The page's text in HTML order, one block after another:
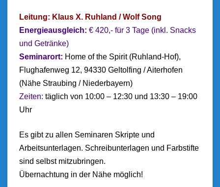
Leitung: Klaus X. Ruhland / Wolf Song
Energieausgleich: € 420,- für 3 Tage (inkl. Snacks
und Getränke)
Seminarort: Home of the Spirit (Ruhland-Hof),
Flughafenweg 12, 94330 Geltolfing / Aiterhofen
(Nähe Straubing / Niederbayern)
Zeiten: täglich von 10:00 – 12:30 und 13:30 – 19:00
Uhr
Es gibt zu allen Seminaren Skripte und
Arbeitsunterlagen. Schreibunterlagen und Farbstifte
sind selbst mitzubringen.
Übernachtung in der Nähe möglich!